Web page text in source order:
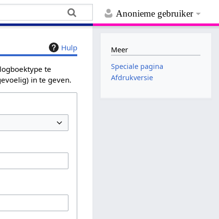
Anonieme gebruiker
Hulp
te
in te geven.
Meer
Speciale pagina
Afdrukversie